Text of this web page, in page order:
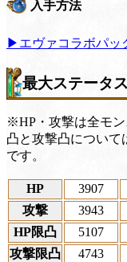
入手方法
▶エヴァコラボパッ
最大ステータス
※HP・攻撃は全モ
凸と攻撃凸について
です。
HP 3907
攻撃
3943
HP限凸
5107
攻撃限凸
4743